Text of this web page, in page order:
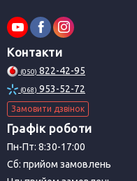
Контакти
(050) 822-42-95
(068) 953-52-72
Замовити дзвінок
Графік роботи
Пн-Пт: 8:30-17:00
Сб: прийом замовлень